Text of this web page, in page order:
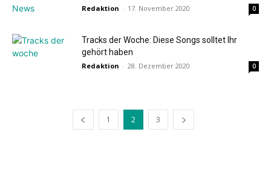
Redaktion - 17. November 2020 0
Tracks der Woche: Diese Songs solltet Ihr
gehört haben
Redaktion - 28. Dezember 2020 0
1 2 3